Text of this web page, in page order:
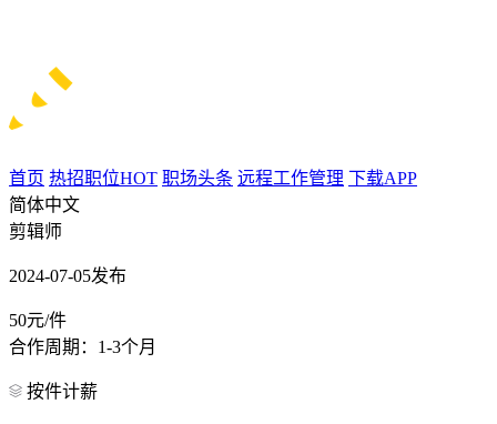
首页 热招职位HOT 职场头条 远程工作管理 下载APP
简体中文
剪辑师
2024-07-05发布
50元/件
合作周期：1-3个月
按件计薪